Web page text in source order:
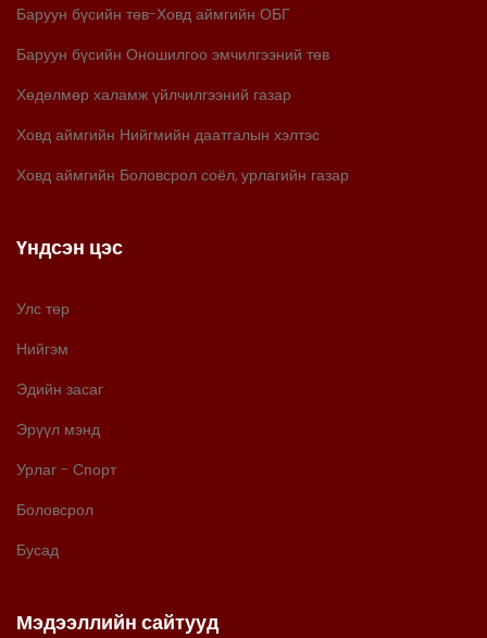
Баруун бүсийн төв-Ховд аймгийн ОБГ
Баруун бүсийн Оношилгоо эмчилгээний төв
Хөдөлмөр халамж үйлчилгээний газар
Ховд аймгийн Нийгмийн даатгалын хэлтэс
Ховд аймгийн Боловсрол соёл, урлагийн газар
Үндсэн цэс
Улс төр
Нийгэм
Эдийн засаг
Эрүүл мэнд
Урлаг - Спорт
Боловсрол
Бусад
Мэдээллийн сайтууд